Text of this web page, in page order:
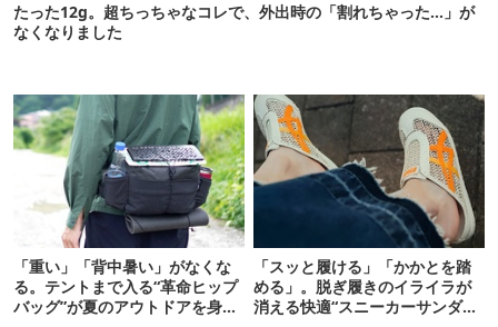
たった12g。超ちっちゃなコレで、外出時の「割れちゃった…」が
なくなりました
「重い」「背中暑い」がなくな
る。テントまで入る“革命ヒップ
バッグ”が夏のアウトドアを身軽
「スッと履ける」「かかとを踏
める」。脱ぎ履きのイライラが
消える快適“スニーカーサンダ